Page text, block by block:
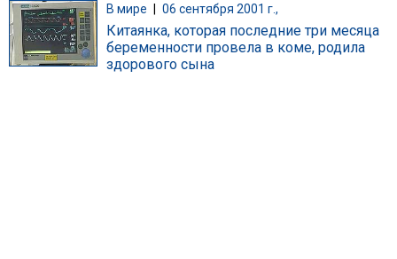
В мире 06 сентября 2001 г.,
Китаянка, которая последние три месяца
беременности провела в коме, родила
здорового сына